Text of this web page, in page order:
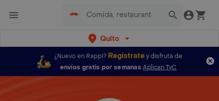
Quito
¿Nuevo en Rappi? Regístratey disfruta de
envíos gratis por semanas Aplican TyC